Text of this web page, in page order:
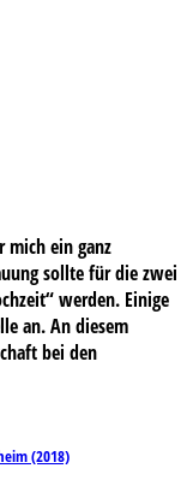
mich ein ganz
sollte für die zwei
werden. Einige
an. An diesem
bei den
(2018)